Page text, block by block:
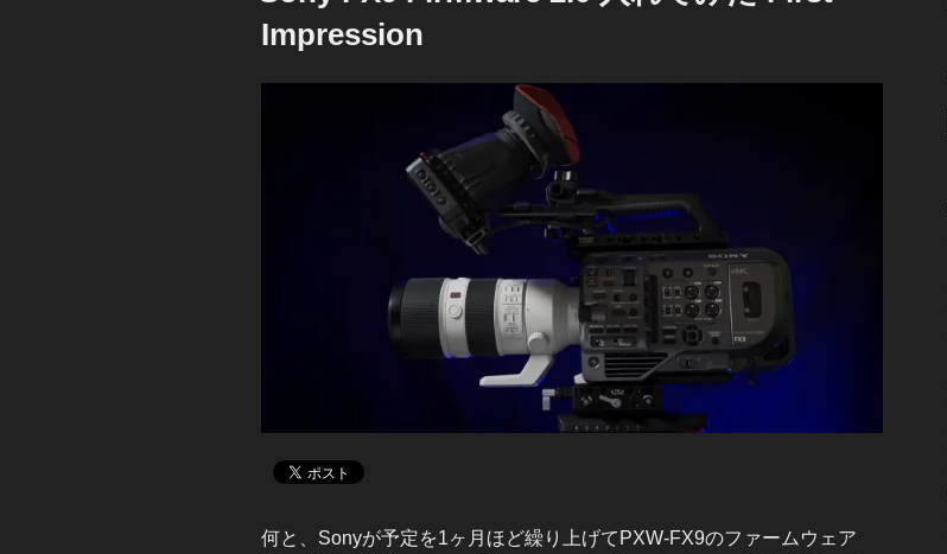
Impression
何と、Sonyが予定を1ヶ月ほど繰り上げてPXW-FX9のファームウェア